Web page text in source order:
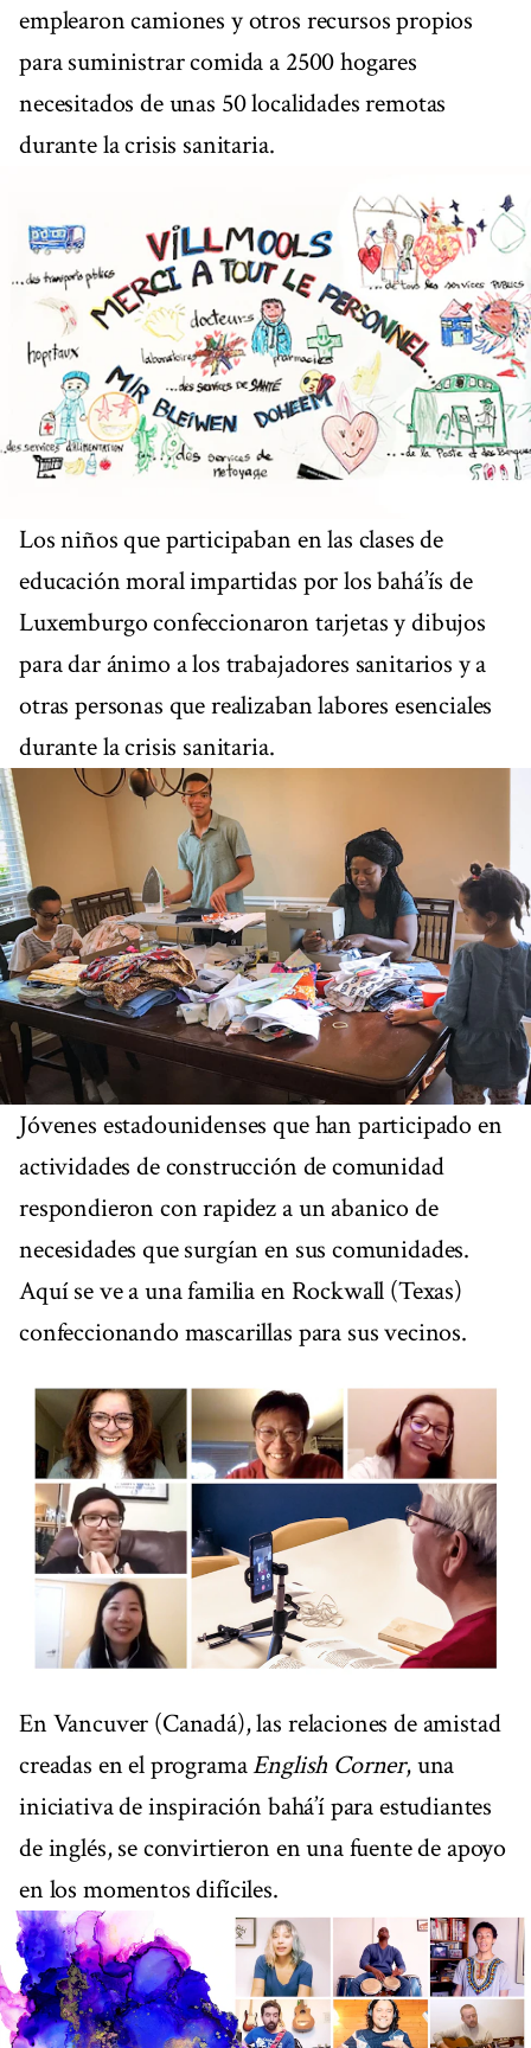
emplearon camiones y otros recursos propios
para suministrar comida a 2500 hogares
necesitados de unas 50 localidades remotas
durante la crisis sanitaria.
Los niños que participaban en las clases de
educación moral impartidas por los bahá’ís de
Luxemburgo confeccionaron tarjetas y dibujos
para dar ánimo a los trabajadores sanitarios y a
otras personas que realizaban labores esenciales
durante la crisis sanitaria.
Jóvenes estadounidenses que han participado en
actividades de construcción de comunidad
respondieron con rapidez a un abanico de
necesidades que surgían en sus comunidades.
Aquí se ve a una familia en Rockwall (Texas)
confeccionando mascarillas para sus vecinos.
En Vancuver (Canadá), las relaciones de amistad
creadas en el programaEnglish Corner, una
iniciativa de inspiración bahá’í para estudiantes
de inglés, se convirtieron en una fuente de apoyo
en los momentos difíciles.